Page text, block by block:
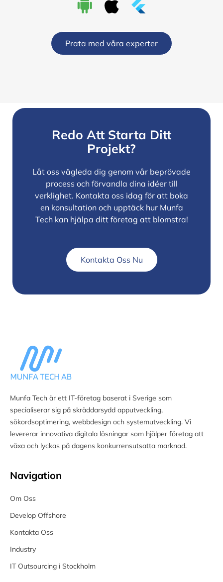
Prata med våra experter
Redo Att Starta Ditt
Projekt?
Låt oss vägleda dig genom vår beprövade
process och förvandla dina idéer till
verklighet. Kontakta oss idag för att boka
en konsultation och upptäck hur Munfa
Tech kan hjälpa ditt företag att blomstra!
Kontakta Oss Nu
Munfa Tech är ett IT-företag baserat i Sverige som
specialiserar sig på skräddarsydd apputveckling,
sökordsoptimering, webbdesign och systemutveckling. Vi
levererar innovativa digitala lösningar som hjälper företag att
växa och lyckas på dagens konkurrensutsatta marknad.
Navigation
Om Oss
Develop Offshore
Kontakta Oss
Industry
IT Outsourcing i Stockholm